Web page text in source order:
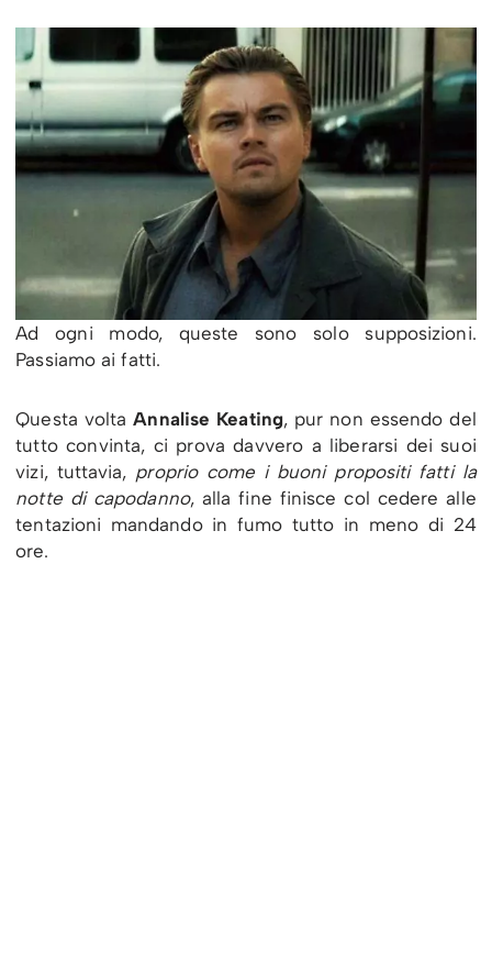
Ad ogni modo, queste sono solo supposizioni.
Passiamo ai fatti.
Questa voltaAnnalise Keating, pur non essendo del
tutto convinta, ci prova davvero a liberarsi dei suoi
vizi, tuttavia, proprio come i buoni propositi fatti la
notte di capodanno, alla fine finisce col cedere alle
tentazioni mandando in fumo tutto in meno di 24
ore.